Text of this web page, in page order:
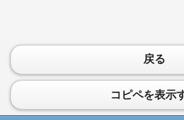
戻る
コピペを表示